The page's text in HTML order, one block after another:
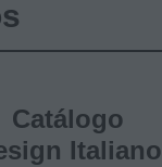
Catálogo
Italiano